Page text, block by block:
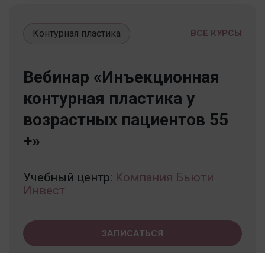
ВСЕ КУРСЫ
Контурная пластика
Вебинар «Инъекционная
контурная пластика у
возрастных пациентов 55
+»
Учебный центр: Компания Бьюти
Инвест
ЗАПИСАТЬСЯ